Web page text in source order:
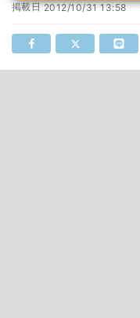
掲載日2012/10/31 13:58